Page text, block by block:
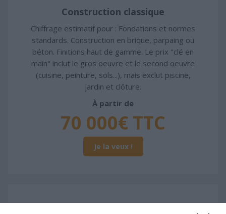
Construction classique
Chiffrage estimatif pour : Fondations et normes
standards. Construction en brique, parpaing ou
béton. Finitions haut de gamme. Le prix "clé en
main" inclut le gros oeuvre et le second oeuvre
(cuisine, peinture, sols...), mais exclut piscine,
jardin et clôture.
À partir de
70 000€ TTC
Je la veux !